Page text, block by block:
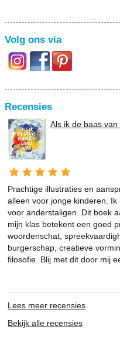
Volg ons via
Recensies
Als ik de baas
Prachtige illustraties en
alleen voor jonge kinderen.
voor anderstaligen. Dit boek
mijn klas betekent een goed
woordenschat,
burgerschap, creatieve
filosofie. Blij met dit door mij
Lees meer recensies
Bekijk alle recensies